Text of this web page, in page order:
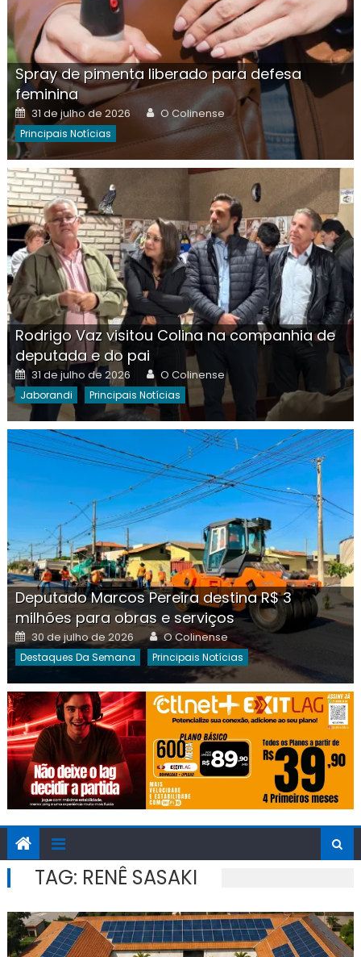
Spray de pimenta liberado para defesa
feminina
Posted
on
31 de julho de 2026 Author
O Colinense
Principais Notícias
Rodrigo Vaz visitou Colina na companhia de
deputada e do pai
Posted
on
31 de julho de 2026 Author
O Colinense
Jaborandi Principais Notícias
Deputado Marcos Pereira destina R$ 3
milhões para obras e serviços
Posted
on
30 de julho de 2026 Author
O Colinense
Destaques Da Semana Principais Notícias
TAG: RENÊ SASAKI